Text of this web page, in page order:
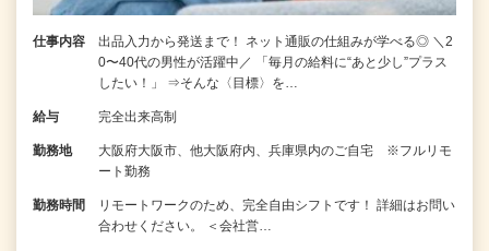
仕事内容
出品入力から発送まで！ ネット通販の仕組みが学べる◎ ＼2
0〜40代の男性が活躍中／ 「毎月の給料に“あと少し”プラス
したい！」 ⇒そんな〈目標〉を…
給与 完全出来高制
勤務地
大阪府大阪市、他大阪府内、兵庫県内のご自宅 ※フルリモ
ート勤務
勤務時間
リモートワークのため、完全自由シフトです！ 詳細はお問い
合わせください。 ＜会社営…